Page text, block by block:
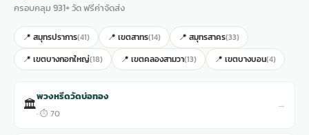
ครอบคลุม 931+ วัด ฟรีค่าจัดส่ง
📍 สมุทรปราการ(41) 📍 เขตสาทร(14) 📍 สมุทรสาคร(33)
📍 เขตบางกอกใหญ่(18) 📍 เขตคลองสามวา(13) 📍 เขตบางบอน(4)
🏛พวงหรีดวัดบ่อทอง
· ⏱ 70
→